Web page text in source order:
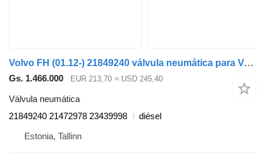
Volvo FH (01.12-) 21849240 válvula neumática para Volvo FH, FM, FMX-4 series (2013-) cabeza tractora
Gs. 1.466.000 EUR 213,70 ≈ USD 245,40
Válvula neumática
21849240 21472978 23439998
diésel
Estonia, Tallinn